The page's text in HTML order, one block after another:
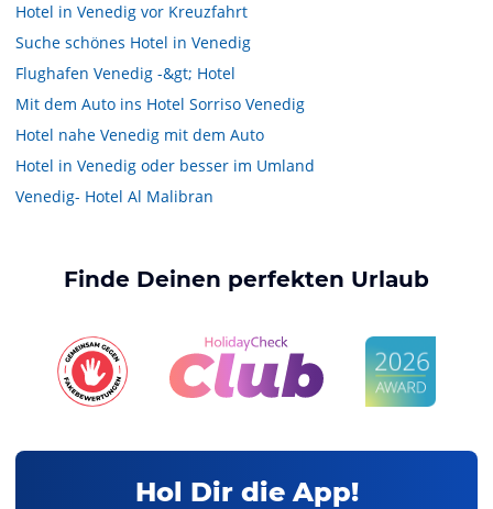
Hotel in Venedig vor Kreuzfahrt
Suche schönes Hotel in Venedig
Flughafen Venedig -&gt; Hotel
Mit dem Auto ins Hotel Sorriso Venedig
Hotel nahe Venedig mit dem Auto
Hotel in Venedig oder besser im Umland
Venedig- Hotel Al Malibran
Finde Deinen perfekten Urlaub
Hol Dir die App!